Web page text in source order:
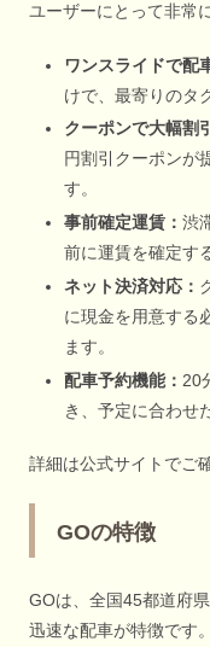
ユーザーにとって非常
ワンスライドで配
けで、最寄りのタ
クーポンで大幅割
円割引クーポンが
す。
事前確定運賃： 渋
前に運賃を確定す
ネット決済対応：
に現金を用意する
ます。
配車予約機能： 20
き、予定に合わせ
詳細は公式サイトでご
GOの特徴
GOは、全国45都道府
迅速な配車が特徴です。